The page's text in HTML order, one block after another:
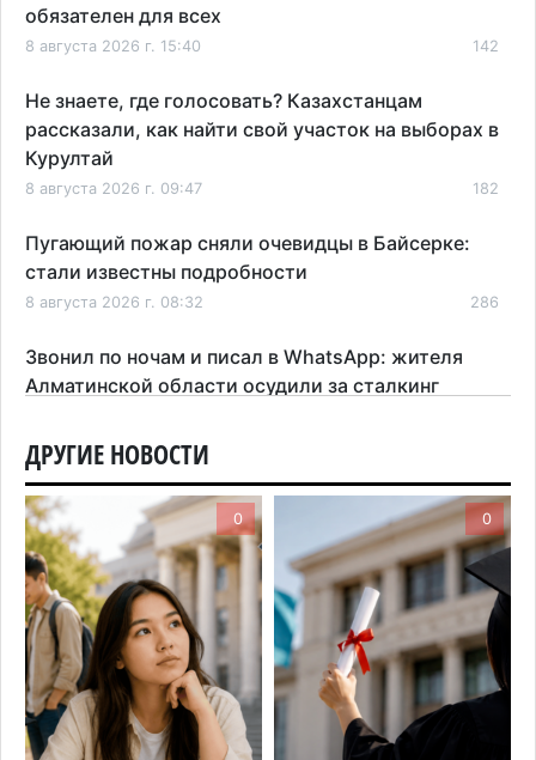
обязателен для всех
8 августа 2026 г. 15:40 142
Не знаете, где голосовать? Казахстанцам
рассказали, как найти свой участок на выборах в
Курултай
8 августа 2026 г. 09:47 182
Пугающий пожар сняли очевидцы в Байсерке:
стали известны подробности
8 августа 2026 г. 08:32 286
Звонил по ночам и писал в WhatsApp: жителя
Алматинской области осудили за сталкинг
На фоне строительного бума в Алматинской
области приостановили лицензии 149 компаний
7 августа 2026 г. 16:57 171
Казахстанские абитуриенты узнали, кто получил
образовательные гранты
7 августа 2026 г. 15:24 227
Онкопациентов в Алматинской области лечат в
морских контейнерах
ДРУГИЕ НОВОСТИ
0 0